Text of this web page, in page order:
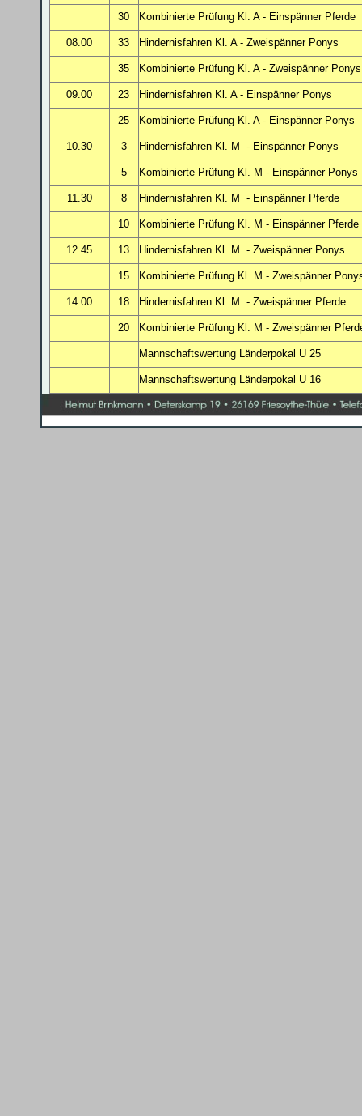
30 Kombinierte Prüfung Kl. A - Einspänner Pferde
08.00 33 Hindernisfahren Kl. A- Zweispänner Ponys
35 Kombinierte Prüfung Kl. A - Zweispänner Ponys
09.00 23 Hindernisfahren Kl. A- Einspänner Ponys
25 Kombinierte Prüfung Kl. A - Einspänner Ponys
10.30 3 Hindernisfahren Kl. M - Einspänner Ponys
5 Kombinierte Prüfung Kl. M - Einspänner Ponys
11.30 8 Hindernisfahren Kl. M - Einspänner Pferde
10 Kombinierte Prüfung Kl. M - Einspänner Pferde
12.45 13 Hindernisfahren Kl. M - Zweispänner Ponys
15 Kombinierte Prüfung Kl. M - Zweispänner
14.00 18 Hindernisfahren Kl. M - Zweispänner Pferde
20 Kombinierte Prüfung Kl. M - Zweispänner
Mannschaftswertung Länderpokal U 25
Mannschaftswertung Länderpokal U 16